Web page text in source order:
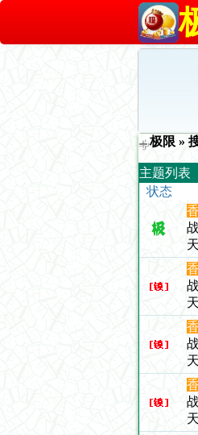
极限 »
主题列表
状态